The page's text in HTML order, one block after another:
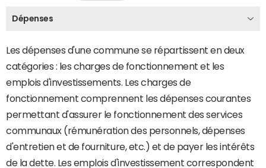
Dépenses
Les dépenses d'une commune se répartissent en deux
catégories : les charges de fonctionnement et les
emplois d'investissements. Les charges de
fonctionnement comprennent les dépenses courantes
permettant d'assurer le fonctionnement des services
communaux (rémunération des personnels, dépenses
d'entretien et de fourniture, etc.) et de payer les intérêts
de la dette. Les emplois d'investissement correspondent